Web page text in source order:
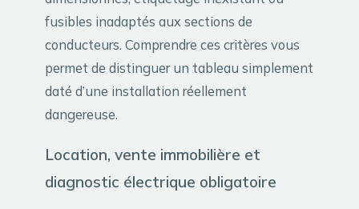
fusibles inadaptés aux sections de
conducteurs. Comprendre ces critères vous
permet de distinguer un tableau simplement
daté d’une installation réellement
dangereuse.
Location, vente immobilière et
diagnostic électrique obligatoire